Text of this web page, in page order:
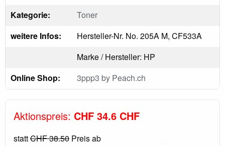
Kategorie:
Toner
weitere Infos:
Hersteller-Nr. No. 205A M, CF533A
Marke / Hersteller: HP
Online Shop:
3ppp3 by Peach.ch
Aktionspreis: CHF 34.6 CHF
stattCHF 38.50 Preis ab